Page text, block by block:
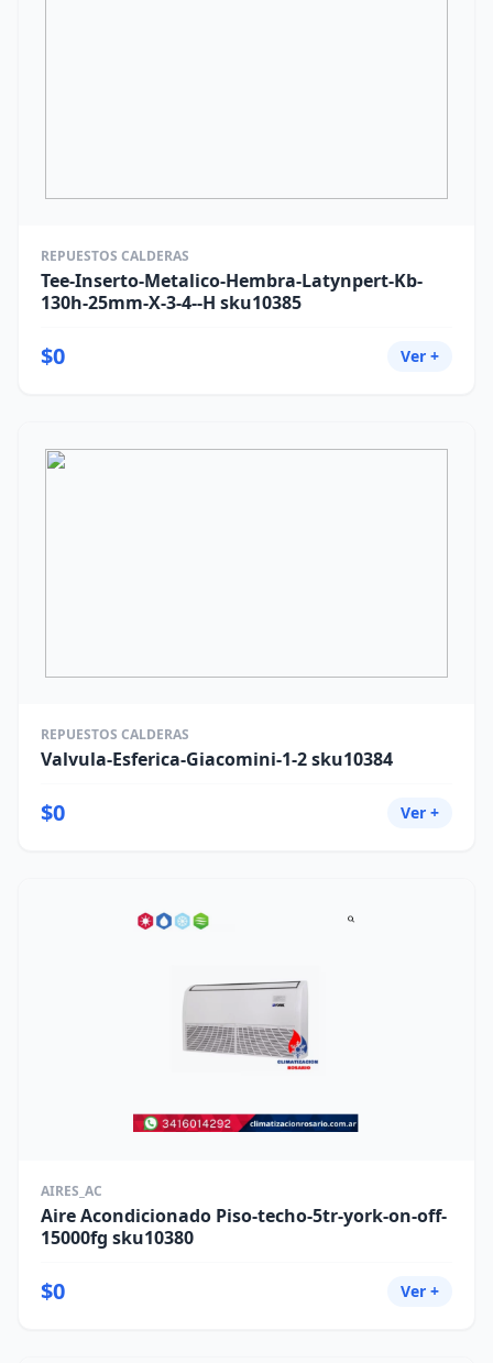
REPUESTOS CALDERAS
Tee-Inserto-Metalico-Hembra-Latynpert-Kb-
130h-25mm-X-3-4--H sku10385
$0 Ver +
REPUESTOS CALDERAS
Valvula-Esferica-Giacomini-1-2 sku10384
$0 Ver +
AIRES_AC
Aire Acondicionado Piso-techo-5tr-york-on-off-
15000fg sku10380
$0 Ver +